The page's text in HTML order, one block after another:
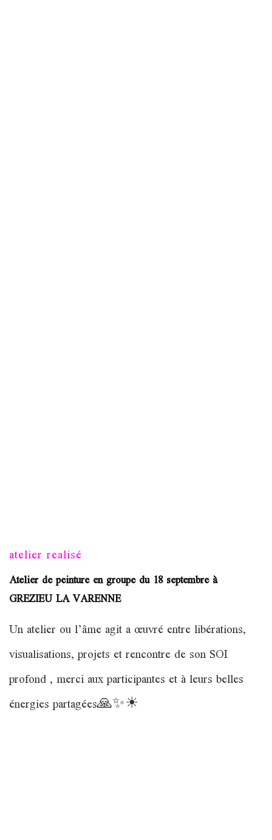
atelier realisé
Atelier de peinture en groupe du 18 septembre à
GREZIEU LA VARENNE
Un atelier ou l’âme agit a œuvré entre libérations,
visualisations, projets et rencontre de son SOI
profond , merci aux participantes et à leurs belles
énergies partagées🙏✨☀